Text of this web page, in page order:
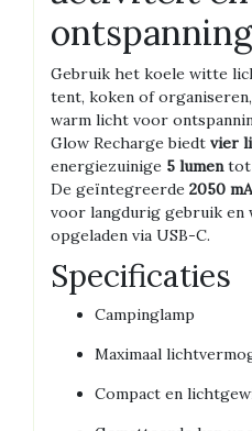
ontspanning
Gebruik het koele witte
tent, koken of
warm licht voor
Glow Recharge biedt vier
energiezuinige 5 lumentot
De geïntegreerde 2050
voor langdurig gebruik en
opgeladen via USB-C.
Specificaties
Campinglamp
Maximaal
Compact en